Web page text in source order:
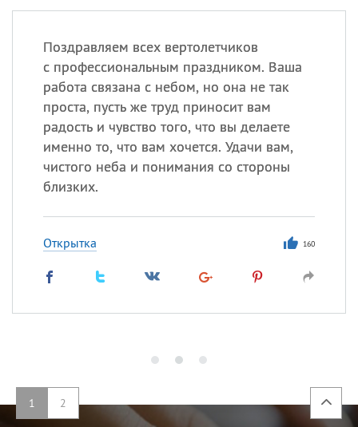
Поздравляем всех вертолетчиков
с профессиональным праздником. Ваша
работа связана с небом, но она не так
проста, пусть же труд приносит вам
радость и чувство того, что вы делаете
именно то, что вам хочется. Удачи вам,
чистого неба и понимания со стороны
близких.
Открытка 160
1 2